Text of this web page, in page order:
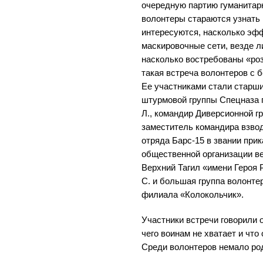
очередную партию
волонтеры стараются
интересуются, насколько
маскировочные сети, везде
насколько востребованы
такая встреча волонтеров с
Ее участниками стали
штурмовой группы
Л., командир Диверсионной
заместитель командира
отряда Барс-15 в звании
общественной организации
Верхний Тагил «имени
С. и большая группа
филиала «Колокольчик».
Участники встречи
чего воинам не хватает и
Среди волонтеров немало